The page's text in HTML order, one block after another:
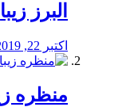
البرز زیبا
اکتبر 22, 2019
منظره‌‌